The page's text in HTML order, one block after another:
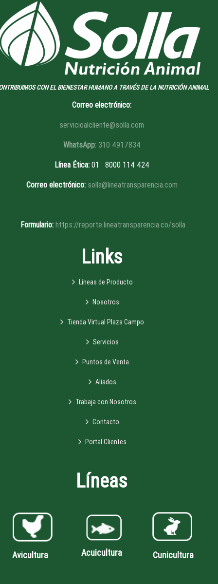
CON EL BIENESTAR HUMANO A TRAVÉS DE LA NUTRICIÓN ANIMAL
Correo electrónico:
servicioalcliente@solla.com
WhatsApp: 310 4917834
Línea Ética:01 8000 114 424
Correo electrónico: solla@lineatransparencia.com
Formulario: https://reporte.lineatransparencia.co/solla
Links
Líneas de Producto
Nosotros
Tienda Virtual Plaza Campo
Servicios
Puntos de Venta
Aliados
Trabaja con Nosotros
Contacto
Portal Clientes
Líneas
Avicultura Acuicultura Cunicultura